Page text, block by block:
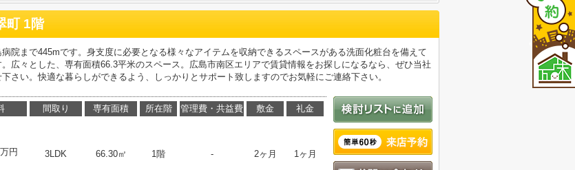
町 1階
病院まで445mです。身支度に必要となる様々なアイテムを収納できるスペースがある洗面化粧台を備えて
。広々とした、専有面積66.3平米のスペース。広島市南区エリアで賃貸情報をお探しになるなら、ぜひ当社
さい。快適な暮らしができるよう、しっかりとサポート致しますのでお気軽にご連絡下さい。
万円
間取り
3LDK
専有面積
66.30㎡
所在階
1階
管理費・共益費
-
敷金
2ヶ月
礼金
1ヶ月